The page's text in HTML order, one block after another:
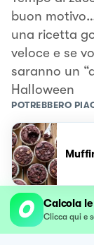
buon
una ricetta
veloce e se
saranno un
Halloween
POTREBBERO
Calcola
Clicca qui e